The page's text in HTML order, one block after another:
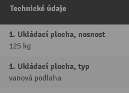
Technické údaje
1. Ukládací plocha, nosnost
125 kg
1. Ukládací plocha, typ
vanová podlaha